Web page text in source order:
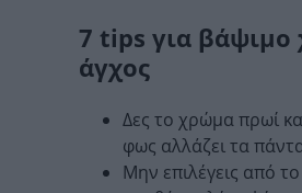
7 tips για βάψιμο
άγχος
Δες το χρώμα πρωί
φως αλλάζει τα
Μην επιλέγεις από